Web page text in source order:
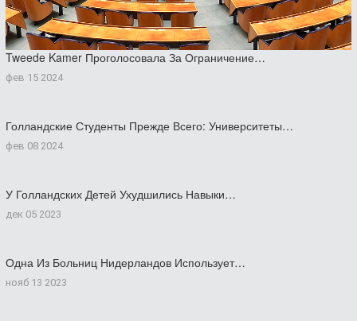
Tweede Kamer Проголосовала За Ограничение…
фев 15 2024
Голландские Студенты Прежде Всего: Университеты…
фев 08 2024
У Голландских Детей Ухудшились Навыки…
дек 05 2023
Одна Из Больниц Нидерландов Использует…
нояб 13 2023